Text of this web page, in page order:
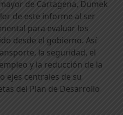
de Cartagena, Dumek
de este informe al ser
para evaluar los
desde el gobierno. Así
la seguridad, el
y la reducción de la
ejes centrales de su
del Plan de Desarrollo